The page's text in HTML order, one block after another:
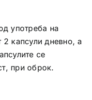
употреба на
2 капсули дневно, а
се
при оброк.